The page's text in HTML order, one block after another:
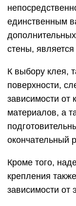
единственным
стены,
К выбору клея,
поверхности,
зависимости от
материалов, а
окончательный
Кроме того,
крепления
зависимости от